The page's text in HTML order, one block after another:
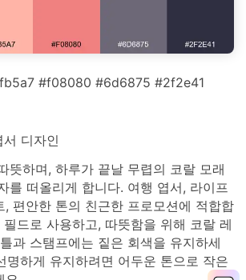
#f08080 #6d6875 #2f2e41
서 디자인
뜻하며, 하루가 끝날 무렵의 코랄 모래
를 떠올리게 합니다. 여행 엽서, 라이프
, 편안한 톤의 친근한 프로모션에 적합합
드로 사용하고, 따뜻함을 위해 코랄 레
과 스탬프에는 짙은 회색을 유지하세
명하게 유지하려면 어두운 톤으로 작은